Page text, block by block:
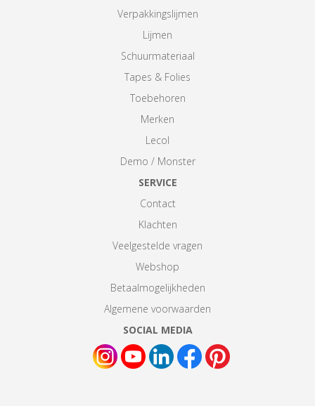
Verpakkingslijmen
Lijmen
Schuurmateriaal
Tapes & Folies
Toebehoren
Merken
Lecol
Demo / Monster
SERVICE
Contact
Klachten
Veelgestelde vragen
Webshop
Betaalmogelijkheden
Algemene voorwaarden
SOCIAL MEDIA